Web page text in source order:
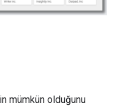
mümkün olduğunu